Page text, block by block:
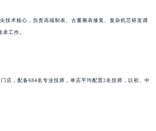
技术核心，负责高端制表、古董腕表修复、复杂机芯研发调
工作。
店，配备684名专业技师，单店平均配置2名技师，以初、中